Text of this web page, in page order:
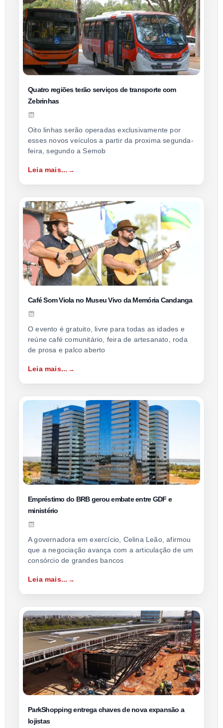
Quatro regiões terão serviços de transporte com
Zebrinhas
Oito linhas serão operadas exclusivamente por
esses novos veículos a partir da proxima segunda-
feira, segundo a Semob
Leia mais...
Café Som Viola no Museu Vivo da Memória Candanga
O evento é gratuito, livre para todas as idades e
reúne café comunitário, feira de artesanato, roda
de prosa e palco aberto
Leia mais...
Empréstimo do BRB gerou embate entre GDF e
ministério
A governadora em exercício, Celina Leão, afirmou
que a negociação avança com a articulação de um
consórcio de grandes bancos
Leia mais...
ParkShopping entrega chaves de nova expansão a
lojistas